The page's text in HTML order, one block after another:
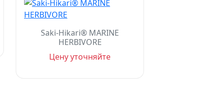
Saki-Hikari® MARINE
HERBIVORE
Цену уточняйте